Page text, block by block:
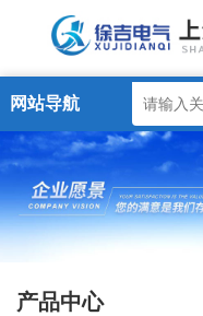
网站导航
产品中心